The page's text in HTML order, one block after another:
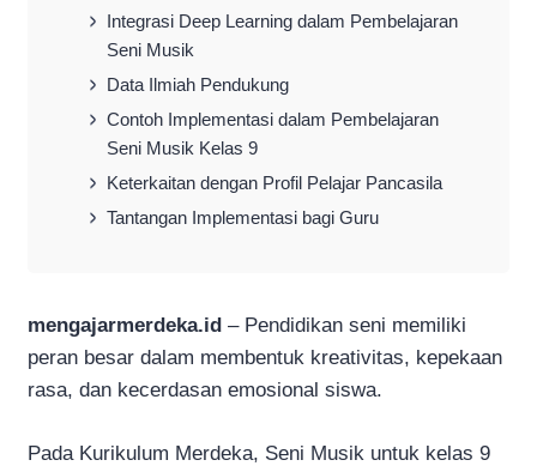
Integrasi Deep Learning dalam Pembelajaran
Seni Musik
Data Ilmiah Pendukung
Contoh Implementasi dalam Pembelajaran
Seni Musik Kelas 9
Keterkaitan dengan Profil Pelajar Pancasila
Tantangan Implementasi bagi Guru
mengajarmerdeka.id – Pendidikan seni memiliki
peran besar dalam membentuk kreativitas, kepekaan
rasa, dan kecerdasan emosional siswa.
Pada Kurikulum Merdeka, Seni Musik untuk kelas 9